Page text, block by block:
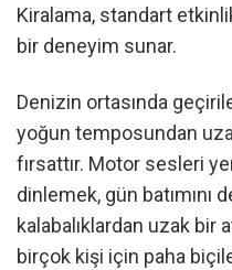
Kiralama, standart
bir deneyim sunar.
Denizin ortasında
yoğun temposundan
fırsattır. Motor sesleri
dinlemek, gün
kalabalıklardan uzak
birçok kişi için paha